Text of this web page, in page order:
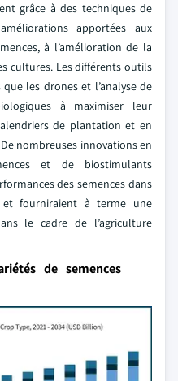
grâce à des techniques de
apportées aux
à l’amélioration de la
cultures. Les différents outils
les drones et l’analyse de
à maximiser leur
de plantation et en
nombreuses innovations en
et de biostimulants
des semences dans
fourniraient à terme une
le cadre de l’agriculture
de semences